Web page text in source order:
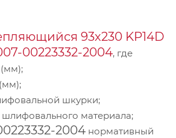
93х230 KP14D
00223332-2004, где
шкурки;
шлифовального материала;
2004 нормативный